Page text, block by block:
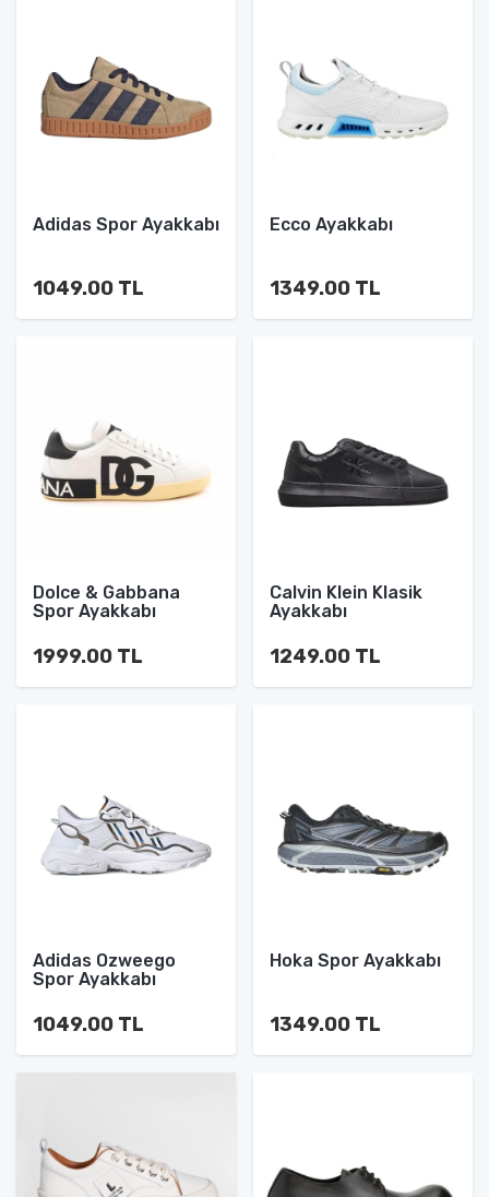
Adidas Spor Ayakkabı
1049.00 TL
Ecco Ayakkabı
1349.00 TL
Dolce & Gabbana
Spor Ayakkabı
1999.00 TL
Calvin Klein Klasik
Ayakkabı
1249.00 TL
Adidas Ozweego
Spor Ayakkabı
1049.00 TL
Hoka Spor Ayakkabı
1349.00 TL